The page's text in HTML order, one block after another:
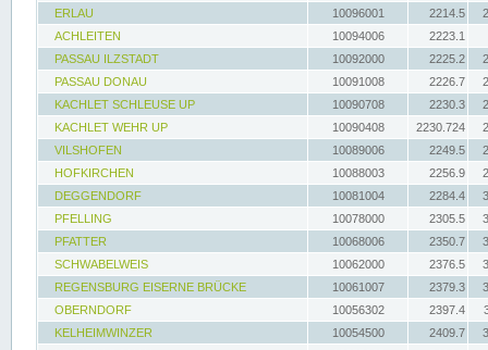
ERLAU
10096001 2214.5
ACHLEITEN
10094006
2223.1
PASSAU ILZSTADT
10092000 2225.2
PASSAU DONAU
10091008 2226.7
KACHLET SCHLEUSE UP
10090708 2230.3
KACHLET WEHR UP
10090408 2230.724
VILSHOFEN
10089006 2249.5
HOFKIRCHEN
10088003 2256.9
DEGGENDORF
10081004 2284.4
PFELLING
10078000 2305.5
PFATTER
10068006 2350.7
SCHWABELWEIS
10062000 2376.5
REGENSBURG EISERNE BRÜCKE
10061007 2379.3
OBERNDORF
10056302 2397.4
KELHEIMWINZER
10054500 2409.7